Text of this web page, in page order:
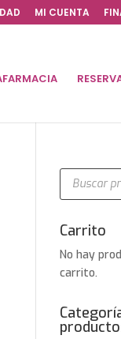
MI CUENTA
Búsqueda
productos
Carrito
No hay
carrito.